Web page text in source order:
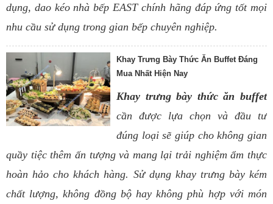
dụng, dao kéo nhà bếp EAST chính hãng đáp ứng tốt mọi
nhu cầu sử dụng trong gian bếp chuyên nghiệp.
Khay Trưng Bày Thức Ăn Buffet Đáng
Mua Nhất Hiện Nay
Khay trưng bày thức ăn buffet
cần được lựa chọn và đầu tư
đúng loại sẽ giúp cho không gian
quầy tiệc thêm ấn tượng và mang lại trải nghiệm ẩm thực
hoàn hảo cho khách hàng. Sử dụng khay trưng bày kém
chất lượng, không đồng bộ hay không phù hợp với món